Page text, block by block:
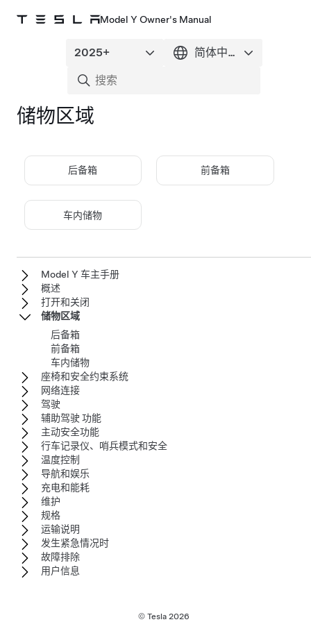
Model Y Owner's Manual
储物区域
后备箱 前备箱
车内储物
Model Y 车主手册
概述
打开和关闭
储物区域
后备箱
前备箱
车内储物
座椅和安全约束系统
网络连接
驾驶
辅助驾驶 功能
主动安全功能
行车记录仪、哨兵模式和安全
温度控制
导航和娱乐
充电和能耗
维护
规格
运输说明
发生紧急情况时
故障排除
用户信息
© Tesla 2026